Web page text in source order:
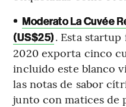
• Moderato La Cuvée
(US$25). Esta startup
2020 exporta cinco
incluido este blanco
las notas de sabor
junto con matices de